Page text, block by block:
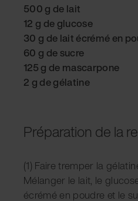
500 g de lait
12 g de glucose
30 g de lait écrémé en
60 g de sucre
125 g de mascarpone
2 g de gélatine
Préparation de la
(1) Faire tremper la
Mélanger le lait, le
écrémé en poudre et le